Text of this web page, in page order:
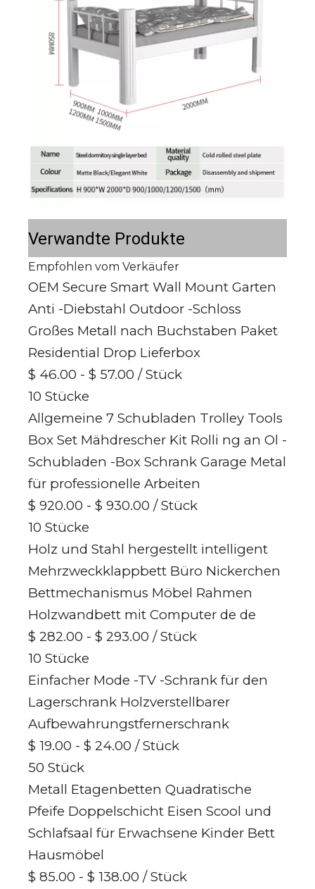
Verwandte Produkte
Empfohlen vom Verkäufer
OEM Secure Smart Wall Mount Garten
Anti -Diebstahl Outdoor -Schloss
Großes Metall nach Buchstaben Paket
Residential Drop Lieferbox
$ 46.00 - $ 57.00 / Stück
10 Stücke
Allgemeine 7 Schubladen Trolley Tools
Box Set Mähdrescher Kit Rolli ng an Ol -
Schubladen -Box Schrank Garage Metal
für professionelle Arbeiten
$ 920.00 - $ 930.00 / Stück
10 Stücke
Holz und Stahl hergestellt intelligent
Mehrzweckklappbett Büro Nickerchen
Bettmechanismus Möbel Rahmen
Holzwandbett mit Computer de de
$ 282.00 - $ 293.00 / Stück
10 Stücke
Einfacher Mode -TV -Schrank für den
Lagerschrank Holzverstellbarer
Aufbewahrungstfernerschrank
$ 19.00 - $ 24.00 / Stück
50 Stück
Metall Etagenbetten Quadratische
Pfeife Doppelschicht Eisen Scool und
Schlafsaal für Erwachsene Kinder Bett
Hausmöbel
$ 85.00 - $ 138.00 / Stück